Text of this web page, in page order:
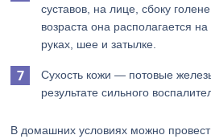
суставов, на лице, сбоку
возраста она располагается
руках, шее и затылке.
Сухость кожи — потовые
результате сильного
В домашних условиях можно